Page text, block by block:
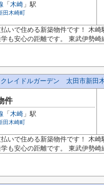
「 木崎 」駅
田木崎町
いで住める新築物件です！ 木
も安心の距離です。 東武伊勢崎
クレイドルガーデン 太田市新田
件
「 木崎 」駅
田木崎町
いで住める新築物件です！ 木
も安心の距離です。 東武伊勢崎